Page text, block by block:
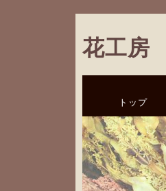
花工房
トップ